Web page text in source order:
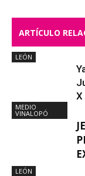
ARTÍCULO
LEÓN
X
MEDIO
VINALOPÓ
LEÓN